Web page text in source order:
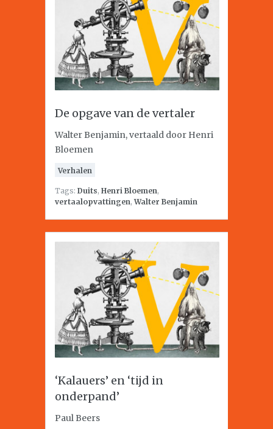
De opgave van de vertaler
Walter Benjamin, vertaald door Henri
Bloemen
Verhalen
Tags: Duits, Henri Bloemen,
vertaalopvattingen,Walter Benjamin
‘Kalauers’ en ‘tijd in
onderpand’
Paul Beers